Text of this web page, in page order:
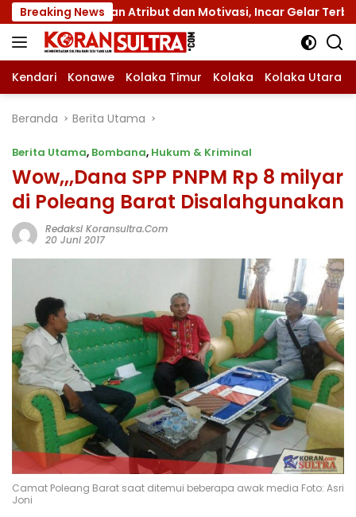
Langsung
ke
konten
Breaking News
Atribut dan Motivasi, Incar Gelar Terbaik di Sultra
Kendari Konawe Kolaka Timur Kolaka Kolaka Utara
Beranda Berita Utama
Berita Utama, Bombana, Hukum & Kriminal
Wow,,,Dana SPP PNPM Rp 8 milyar
di Poleang Barat Disalahgunakan
Redaksi Koransultra.com
20 Juni 2017
Camat Poleang Barat saat ditemui beberapa awak media Foto: Asri
Joni